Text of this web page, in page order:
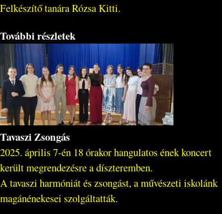
Felkészítő tanára Rózsa Kitti.
További részletek
Tavaszi Zsongás
2025. április 7-én 18 órakor hangulatos ének koncert
került megrendezésre a díszteremben.
A tavaszi harmóniát és zsongást, a művészeti iskolánk
magánénekesei szolgáltatták.